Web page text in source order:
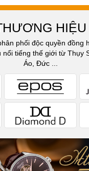
HIỆU
phối độc quyền đồng
tiếng thế giới từ Thụy
Áo, Đức ...